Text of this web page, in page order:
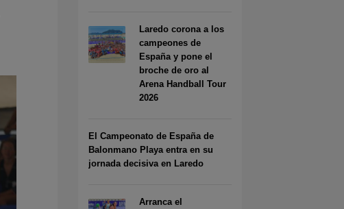
Laredo corona a los
campeones de
España y pone el
broche de oro al
Arena Handball Tour
2026
El Campeonato de España de
Balonmano Playa entra en su
jornada decisiva en Laredo
Arranca el